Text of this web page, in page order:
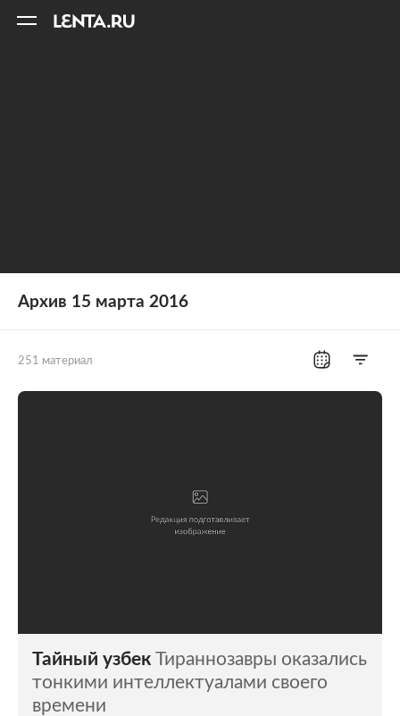
Архив 15 марта 2016
251 материал
Наука и техника Спорт
Из жизни Среда обитания
Тайный узбек Тираннозавры оказались
тонкими интеллектуалами своего
времени